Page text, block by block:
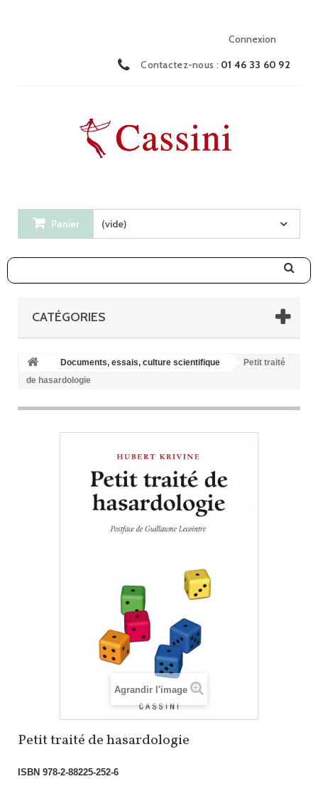
Connexion
Contactez-nous : 01 46 33 60 92
Panier (vide)
CATÉGORIES
Documents, essais, culture scientifique
Petit traité
de hasardologie
Agrandir l'image
Petit traité de hasardologie
ISBN 978-2-88225-252-6